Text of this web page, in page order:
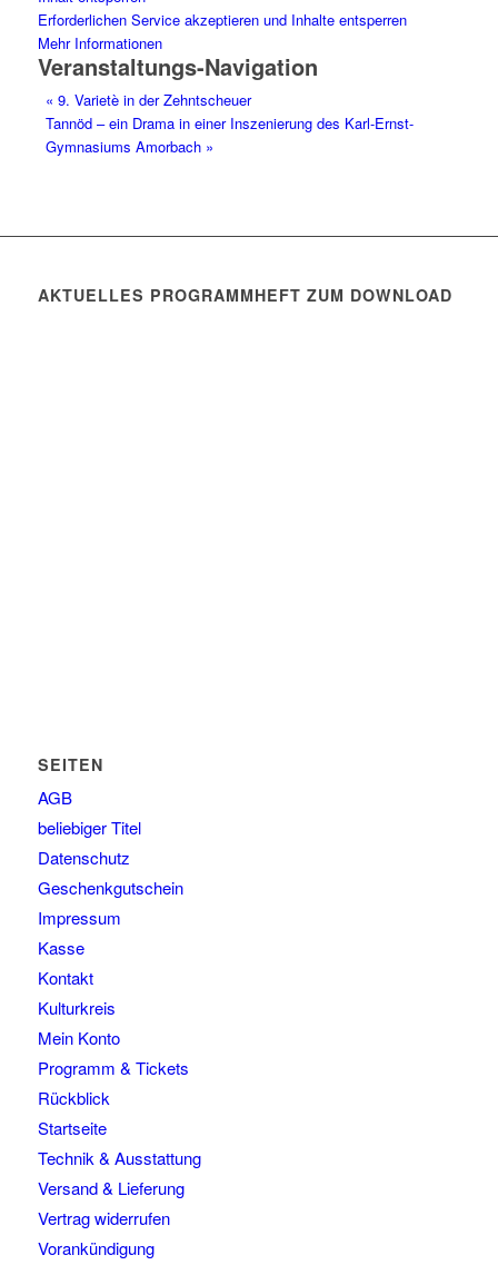
Erforderlichen Service akzeptieren und Inhalte entsperren
Mehr Informationen
Veranstaltungs-Navigation
« 9. Varietè in der Zehntscheuer
Tannöd – ein Drama in einer Inszenierung des Karl-Ernst-
Gymnasiums Amorbach »
AKTUELLES PROGRAMMHEFT ZUM DOWNLOAD
SEITEN
AGB
beliebiger Titel
Datenschutz
Geschenkgutschein
Impressum
Kasse
Kontakt
Kulturkreis
Mein Konto
Programm & Tickets
Rückblick
Startseite
Technik & Ausstattung
Versand & Lieferung
Vertrag widerrufen
Vorankündigung